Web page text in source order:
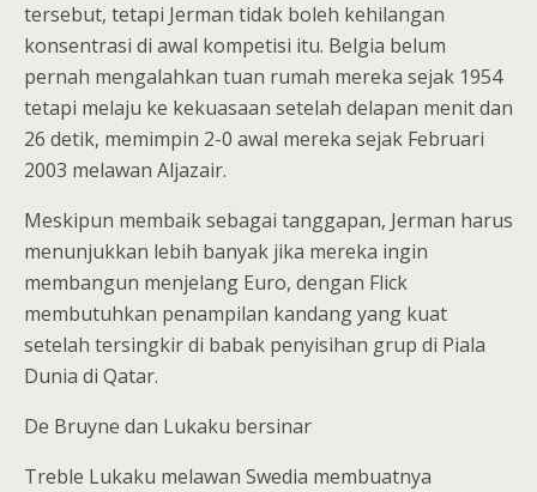
tersebut, tetapi Jerman tidak boleh kehilangan
konsentrasi di awal kompetisi itu. Belgia belum
pernah mengalahkan tuan rumah mereka sejak 1954
tetapi melaju ke kekuasaan setelah delapan menit dan
26 detik, memimpin 2-0 awal mereka sejak Februari
2003 melawan Aljazair.
Meskipun membaik sebagai tanggapan, Jerman harus
menunjukkan lebih banyak jika mereka ingin
membangun menjelang Euro, dengan Flick
membutuhkan penampilan kandang yang kuat
setelah tersingkir di babak penyisihan grup di Piala
Dunia di Qatar.
De Bruyne dan Lukaku bersinar
Treble Lukaku melawan Swedia membuatnya